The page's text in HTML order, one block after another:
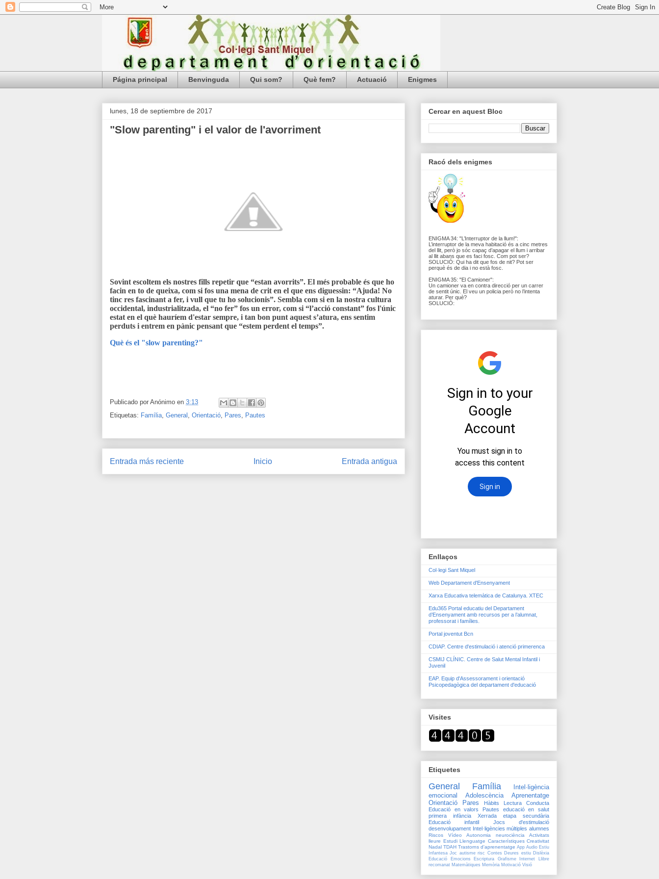
Página principal Benvinguda Qui som? Què fem? Actuació Enigmes
lunes, 18 de septiembre de 2017
"Slow parenting" i el valor de l'avorriment
Sovint escoltem els nostres fills repetir que “estan avorrits”. El més probable és que ho
facin en to de queixa, com si fos una mena de crit en el que ens diguessin: “Ajuda! No
tinc res fascinant a fer, i vull que tu ho solucionis”. Sembla com si en la nostra cultura
occidental, industrialitzada, el “no fer” fos un error, com si “l’acció constant” fos l'únic
estat en el què hauríem d'estar sempre, i tan bon punt aquest s’atura, ens sentim
perduts i entrem en pànic pensant que “estem perdent el temps”.
Què és el "slow parenting?"
Publicado por Anónimo en 3:13
Etiquetas: Família, General , Orientació, Pares, Pautes
Entrada más reciente Entrada antigua
Inicio
Cercar en aquest Bloc
Racó dels enigmes
ENIGMA 34: "L’Interruptor de la llum!":
L’interruptor de la meva habitació és a cinc metres
del llit, però jo sóc capaç d’apagar el llum i arribar
al llit abans que es faci fosc. Com pot ser?
SOLUCIÓ: Qui ha dit que fos de nit? Pot ser
perquè és de dia i no està fosc.
ENIGMA 35: "El Camioner":
Un camioner va en contra direcció per un carrer
de sentit únic. El veu un policia però no l’intenta
aturar. Per què?
SOLUCIÓ:
Enllaços
Col·legi Sant Miquel
Web Departament d'Ensenyament
Xarxa Educativa telemàtica de Catalunya. XTEC
Edu365 Portal educatiu del Departament
d’Ensenyament amb recursos per a l’alumnat,
professorat i famílies.
Portal joventut Bcn
CDIAP. Centre d'estimulació i atenció primerenca
CSMIJ CLÍNIC. Centre de Salut Mental Infantil i
Juvenil
EAP. Equip d'Assessorament i orientació
Psicopedagògica del departament d'educació
Visites
Etiquetes
General Família
Intel·ligència
emocional
Adolescència
Aprenentatge
Orientació
Pares Hàbits Lectura
Conducta
Educació en valors
Pautes
educació en salut
primera infància
Xerrada
etapa secundària
Educació infantil
Jocs d'estimulació
desenvolupament Intel·ligències múltiples alumnes
Riscos Vídeo Autonomia neurociència
Activitats
lleure Estudi Llenguatge Característiques Creativitat
Nadal TDAH Trastorns d'aprenentatge App Audio Estiu
Infantesa Joc autisme risc Contes Deures estiu Dislèxia
Educació
Emocions Escriptura Grafisme Internet
Llibre
recomanat Matemàtiques Memòria Motivació Visió